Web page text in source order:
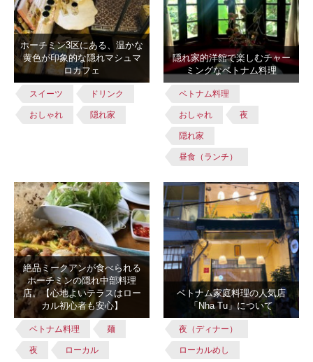
ホーチミン3区にある、温かな
黄色が印象的な隠れマシュマ
ロカフェ
スイーツ ドリンク
おしゃれ 隠れ家
隠れ家的洋館で楽しむチャー
ミングなベトナム料理
ベトナム料理
おしゃれ 夜
隠れ家
昼食（ランチ）
絶品ミークアンが食べられる
ホーチミンの隠れ中部料理
店。【心地よいテラスはロー
カル初心者も安心】
ベトナム料理 麺
夜 ローカル
ベトナム家庭料理の人気店
「Nha Tu」について
夜（ディナー）
ローカルめし